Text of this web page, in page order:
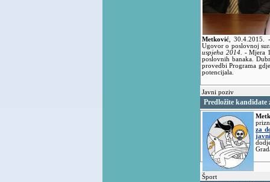
Metković ,30.4.2015.
Ugovor o poslovnoj
uspjeha 2014. - Mjera
poslovnih banaka.
provedbi Programa
potencijala.
Javni poziv
Predložite kandidate
za
Šport